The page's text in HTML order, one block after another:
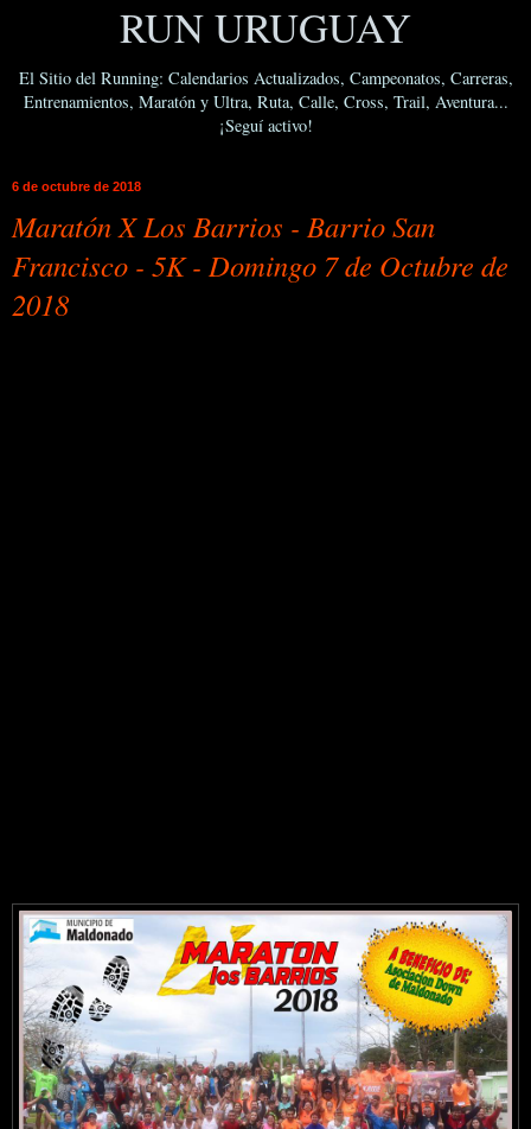
RUN URUGUAY
El Sitio del Running: Calendarios Actualizados, Campeonatos, Carreras,
Entrenamientos, Maratón y Ultra, Ruta, Calle, Cross, Trail, Aventura...
¡Seguí activo!
6 de octubre de 2018
Maratón X Los Barrios - Barrio San
Francisco - 5K - Domingo 7 de Octubre de
2018